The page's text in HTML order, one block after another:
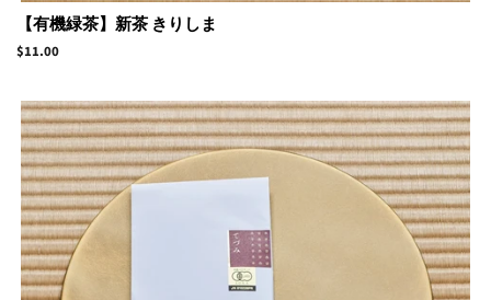
【有機緑茶】新茶 きりしま
Regular
$11.00